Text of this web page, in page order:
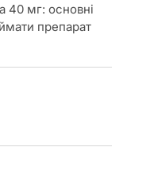
40 мг: основні
препарат